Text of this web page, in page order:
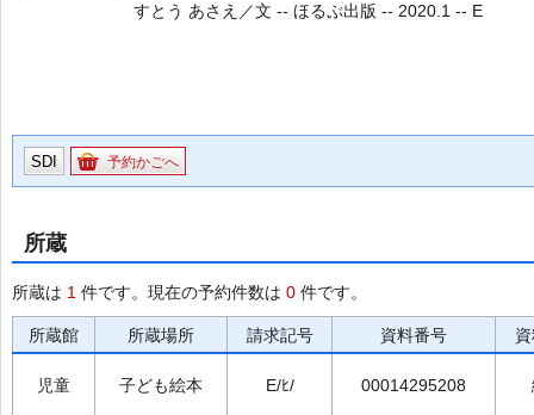
すとう あさえ／文 -- ほるぷ出版 -- 2020.1 -- E
SDI 予約かごへ
所蔵
所蔵は 1 件です。現在の予約件数は 0 件です。
所蔵館 所蔵場所 請求記号 資料番号
児童 子ども絵本 E/ﾋ/ 00014295208